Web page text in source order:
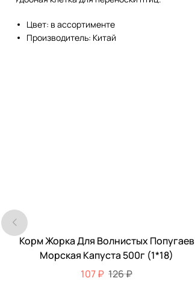
Цвет: в ассортименте
Производитель: Китай
-15%
Корм Жорка Для Волнистых Попугаев
Морская Капуста 500г (1*18)
107 ₽ 126 ₽